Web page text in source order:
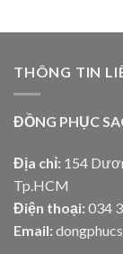
THÔNG TIN
ĐỒNG PHỤC
Địa chỉ: 154
Tp.HCM
Điện thoại: 034
Email: